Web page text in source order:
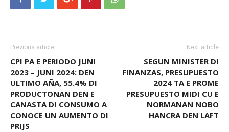
Previous article
CPI PA E PERIODO JUNI
2023 – JUNI 2024: DEN
ULTIMO AÑA, 55.4% DI
PRODUCTONAN DEN E
CANASTA DI CONSUMO A
CONOCE UN AUMENTO DI
PRIJS
Next article
SEGUN MINISTER DI
FINANZAS, PRESUPUESTO
2024 TA E PROME
PRESUPUESTO MIDI CU E
NORMANAN NOBO
HANCRA DEN LAFT